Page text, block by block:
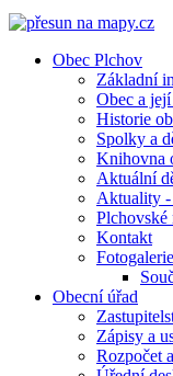
Obec Plchov
Základní
Obec a
Historie
Spolky a
Knihovna
Aktuální
Aktuality
Kontakt
Fotogalerie
Obecní úřad
Zápisy a
Rozpočet